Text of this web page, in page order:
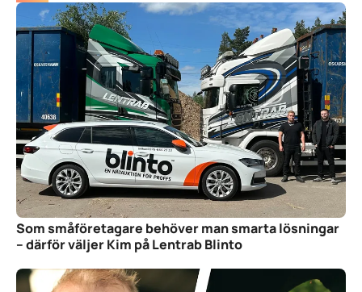
Som småföretagare behöver man smarta lösningar
– därför väljer Kim på Lentrab Blinto